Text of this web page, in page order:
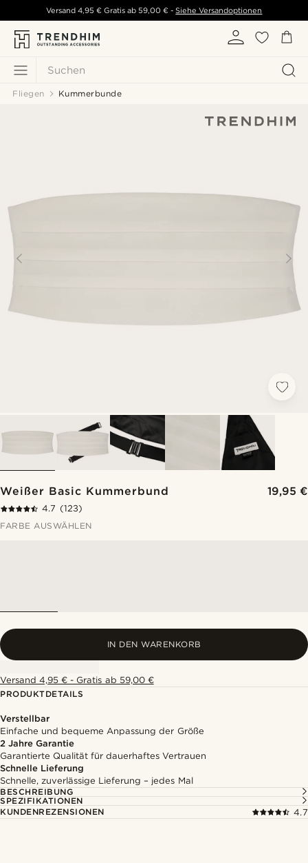
Suchen
Versand 4,95 € Gratis ab59,00 € - Siehe Versandoptionen
Fliegen Kummerbunde
Weißer Basic Kummerbund 19,95 €
4.7 (123)
FARBE AUSWÄHLEN
IN DEN WARENKORB
Versand 4,95 € - Gratis ab 59,00 €
PRODUKTDETAILS
Verstellbar
Einfache und bequeme Anpassung der Größe
2 Jahre Garantie
Garantierte Qualität für dauerhaftes Vertrauen
Schnelle Lieferung
Schnelle, zuverlässige Lieferung – jedes Mal
BESCHREIBUNG
SPEZIFIKATIONEN
KUNDENREZENSIONEN
4.7